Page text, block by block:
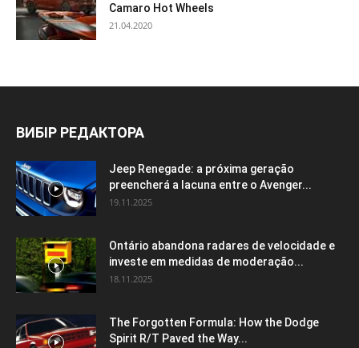
Camaro Hot Wheels
21.04.2020
ВИБІР РЕДАКТОРА
Jeep Renegade: a próxima geração
preencherá a lacuna entre o Avenger...
19.11.2025
Ontário abandona radares de velocidade e
investe em medidas de moderação...
18.11.2025
The Forgotten Formula: How the Dodge
Spirit R/T Paved the Way...